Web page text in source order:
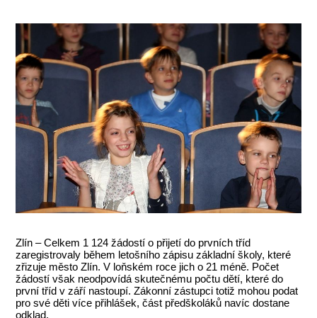
Zlín – Celkem 1 124 žádostí o přijetí do prvních tříd
zaregistrovaly během letošního zápisu základní školy, které
zřizuje město Zlín. V loňském roce jich o 21 méně. Počet
žádostí však neodpovídá skutečnému počtu dětí, které do
první tříd v září nastoupí. Zákonní zástupci totiž mohou podat
pro své děti více přihlášek, část předškoláků navíc dostane
odklad.